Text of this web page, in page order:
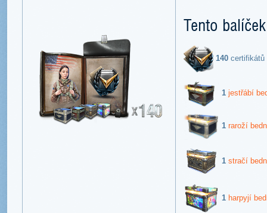
Tento
140 certifikátů
1 jestřábí
1 raroží
1 stračí
1 harpyjí